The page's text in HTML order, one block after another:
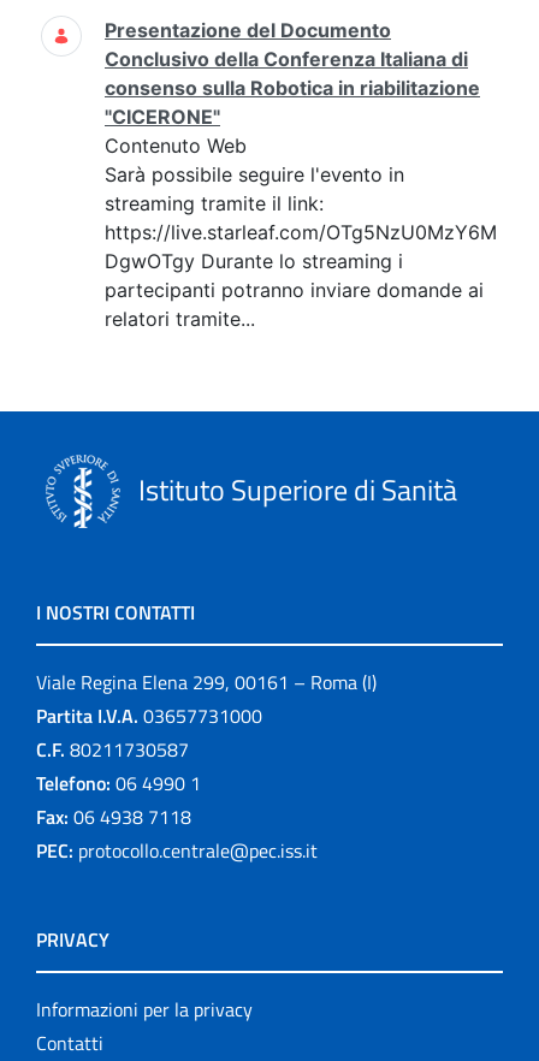
Ricerca
Presentazione del Documento
Conclusivo della Conferenza Italiana di
consenso sulla Robotica in riabilitazione
"CICERONE"
Contenuto Web
Sarà possibile seguire l'evento in
streaming tramite il link:
https://live.starleaf.com/OTg5NzU0MzY6M
DgwOTgy Durante lo streaming i
partecipanti potranno inviare domande ai
relatori tramite...
Istituto Superiore di Sanità
I NOSTRI CONTATTI
Viale Regina Elena 299, 00161 – Roma (I)
Partita I.V.A. 03657731000
C.F. 80211730587
Telefono: 06 4990 1
Fax: 06 4938 7118
PEC: protocollo.centrale@pec.iss.it
PRIVACY
Informazioni per la privacy
Contatti